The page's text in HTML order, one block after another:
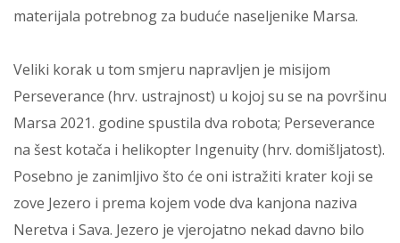
materijala potrebnog za buduće naseljenike Marsa.
Veliki korak u tom smjeru napravljen je misijom
Perseverance (hrv. ustrajnost) u kojoj su se na površinu
Marsa 2021. godine spustila dva robota; Perseverance
na šest kotača i helikopter Ingenuity (hrv. domišljatost).
Posebno je zanimljivo što će oni istražiti krater koji se
zove Jezero i prema kojem vode dva kanjona naziva
Neretva i Sava. Jezero je vjerojatno nekad davno bilo